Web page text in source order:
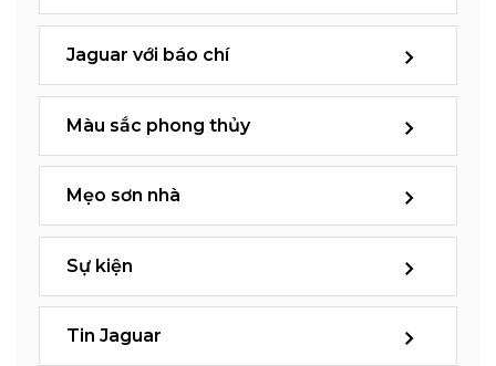
Jaguar với báo chí
Màu sắc phong thủy
Mẹo sơn nhà
Sự kiện
Tin Jaguar